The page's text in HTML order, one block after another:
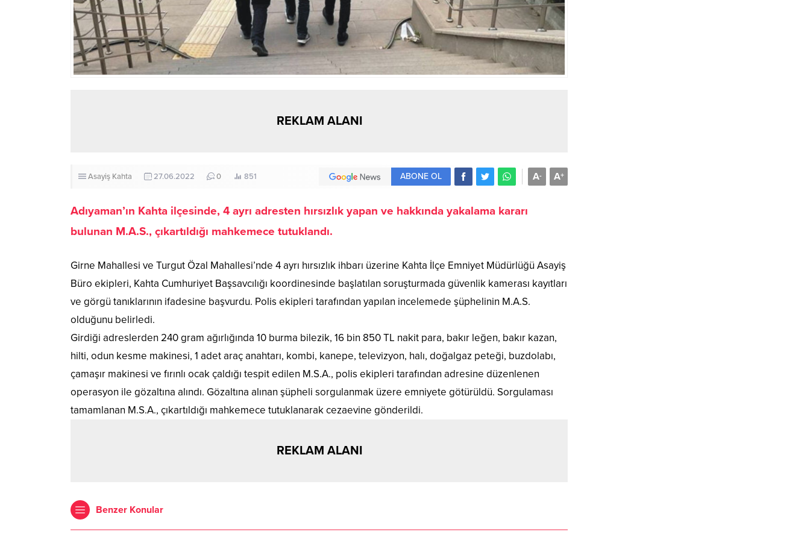
REKLAM ALANI
Asayiş Kahta 27.06.2022 0 851 A+
A-
ABONE OL
Adıyaman’ın Kahta ilçesinde, 4 ayrı adresten hırsızlık yapan ve hakkında yakalama kararı
bulunan M.A.S., çıkartıldığı mahkemece tutuklandı.
Girne Mahallesi ve Turgut Özal Mahallesi’nde 4 ayrı hırsızlık ihbarı üzerine Kahta İlçe Emniyet Müdürlüğü Asayiş
Büro ekipleri, Kahta Cumhuriyet Başsavcılığı koordinesinde başlatılan soruşturmada güvenlik kamerası kayıtları
ve görgü tanıklarının ifadesine başvurdu. Polis ekipleri tarafından yapılan incelemede şüphelinin M.A.S.
olduğunu belirledi.
Girdiği adreslerden 240 gram ağırlığında 10 burma bilezik, 16 bin 850 TL nakit para, bakır leğen, bakır kazan,
hilti, odun kesme makinesi, 1 adet araç anahtarı, kombi, kanepe, televizyon, halı, doğalgaz peteği, buzdolabı,
çamaşır makinesi ve fırınlı ocak çaldığı tespit edilen M.S.A., polis ekipleri tarafından adresine düzenlenen
operasyon ile gözaltına alındı. Gözaltına alınan şüpheli sorgulanmak üzere emniyete götürüldü. Sorgulaması
tamamlanan M.S.A., çıkartıldığı mahkemece tutuklanarak cezaevine gönderildi.
REKLAM ALANI
Benzer Konular